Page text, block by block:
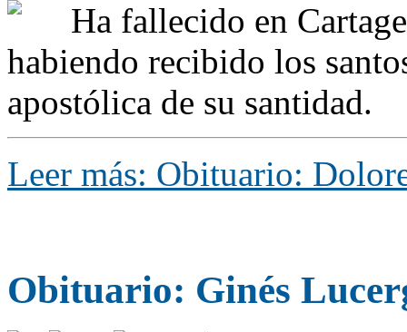
Ha fallecido en
habiendo recibido los
apostólica de su santidad.
Leer más: Obituario:
Obituario: Ginés